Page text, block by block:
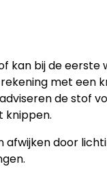
kan bij de eerste
rekening met een
adviseren de stof
knippen.
afwijken door